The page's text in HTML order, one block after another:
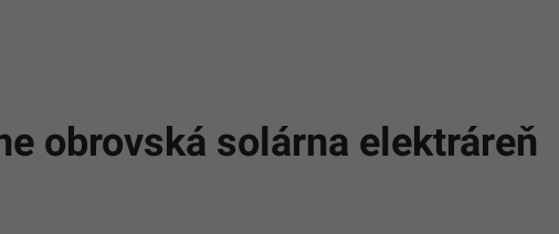
obrovská solárna elektráreň